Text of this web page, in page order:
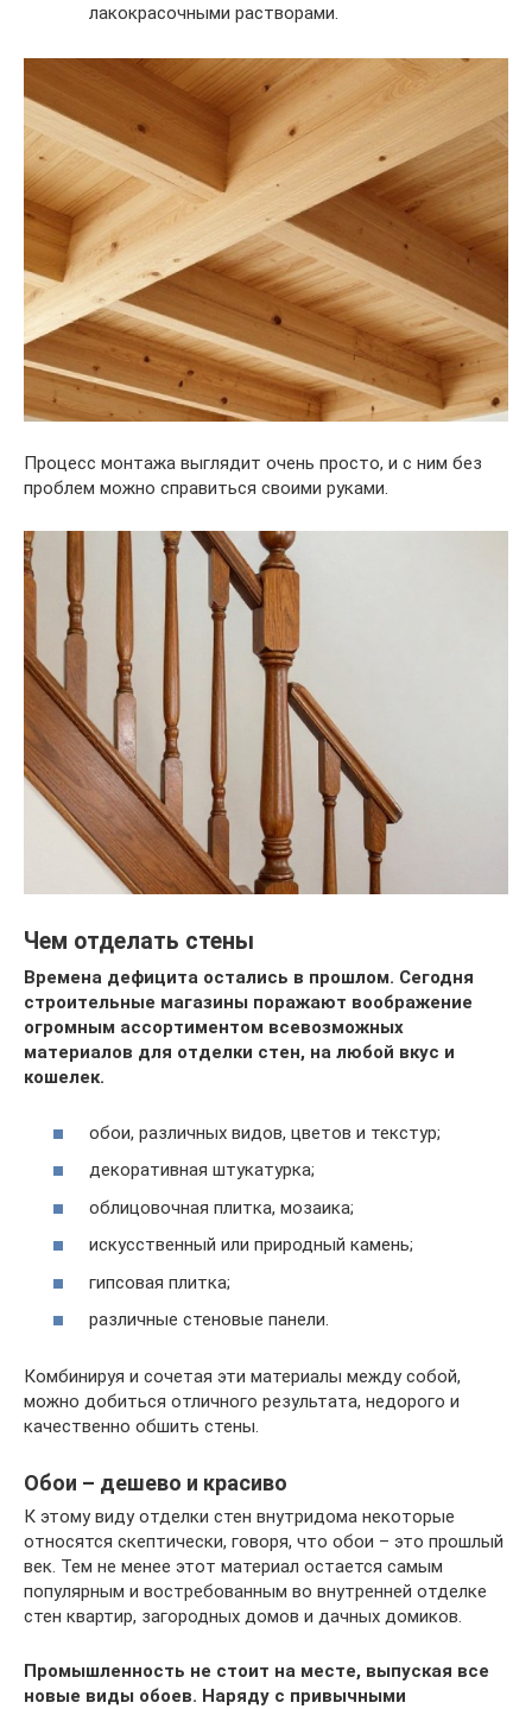
лакокрасочными растворами.
Процесс монтажа выглядит очень просто, и с ним без
проблем можно справиться своими руками.
Чем отделать стены
Времена дефицита остались в прошлом. Сегодня
строительные магазины поражают воображение
огромным ассортиментом всевозможных
материалов для отделки стен, на любой вкус и
кошелек.
обои, различных видов, цветов и текстур;
декоративная штукатурка;
облицовочная плитка, мозаика;
искусственный или природный камень;
гипсовая плитка;
различные стеновые панели.
Комбинируя и сочетая эти материалы между собой,
можно добиться отличного результата, недорого и
качественно обшить стены.
Обои – дешево и красиво
К этому виду отделки стен внутридома некоторые
относятся скептически, говоря, что обои – это прошлый
век. Тем не менее этот материал остается самым
популярным и востребованным во внутренней отделке
стен квартир, загородных домов и дачных домиков.
Промышленность не стоит на месте, выпуская все
новые виды обоев. Наряду с привычными